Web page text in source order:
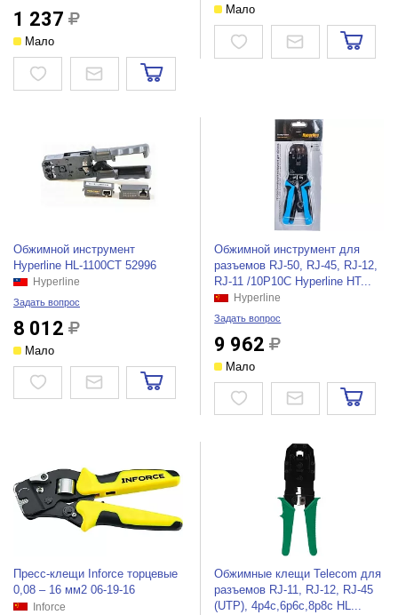
1 237
Мало
Мало
Обжимной инструмент
Hyperline HL-1100CT 52996
Hyperline
Задать вопрос
8 012
Мало
Обжимной инструмент для
разъемов RJ-50, RJ-45, RJ-12,
RJ-11 /10P10C Hyperline HT...
Hyperline
Задать вопрос
9 962
Мало
Пресс-клещи Inforce торцевые
0,08 – 16 мм2 06-19-16
Inforce
Обжимные клещи Telecom для
разъемов RJ-11, RJ-12, RJ-45
(UTP), 4p4c,6p6c,8p8c HL...